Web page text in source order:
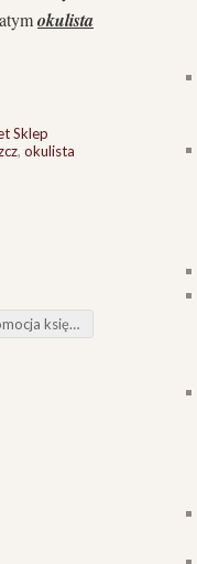
okulista
Sklep
, okulista
Biuro podatkowe Biały Bór Promocja księgowość Okonek błaznom